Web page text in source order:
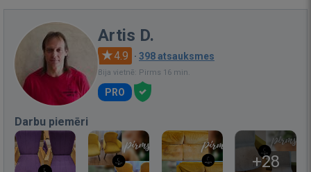
Artis D.
4.9 · 398 atsauksmes
Bija vietnē: Pirms 16 min.
PRO
Darbu piemēri
+28